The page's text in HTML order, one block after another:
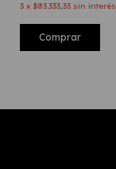
3 x $83.333,33 sin interés
Comprar